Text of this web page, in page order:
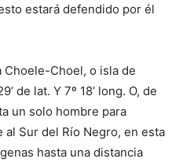
estará defendido por él
Choele-Choel, o isla de
de lat. Y 7º 18’ long. O, de
un solo hombre para
Sur del Río Negro, en esta
hasta una distancia